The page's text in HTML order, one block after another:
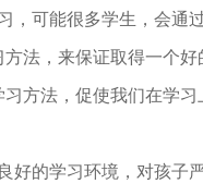
可能很多学生，会通过
法，来保证取得一个
方法，促使我们在学习
的学习环境，对孩子严